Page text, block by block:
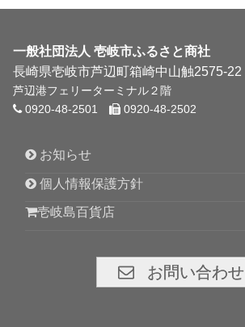
一般社団法人 壱岐市ふるさと商社
長崎県壱岐市芦辺町箱崎中山触2575-22
芦辺港フェリーターミナル２階
0920-48-2501
0920-48-2502
お知らせ
個人情報保護方針
壱岐島百貨店
お問い合わせ